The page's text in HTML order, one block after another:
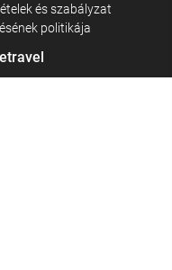
és szabályzat
politikája